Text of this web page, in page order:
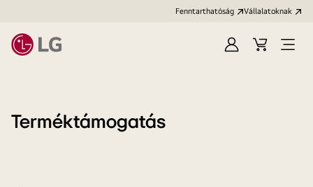
Fenntarthatóság Vállalatoknak
Bejelentkezés
KosárMenü
Terméktámogatás